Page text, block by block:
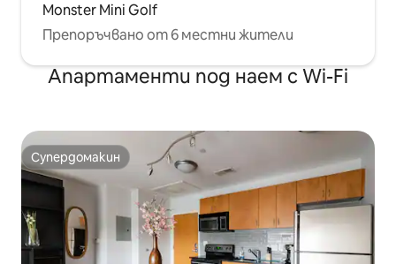
Monster Mini Golf
Препоръчвано от 6 местни жители
Апартаменти под наем с Wi-Fi
Супердомакин
Супердомакин